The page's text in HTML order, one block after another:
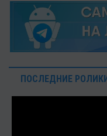
ПОСЛЕДНИЕ РОЛИКИ